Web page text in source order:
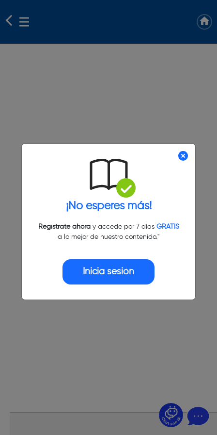
¡No esperes más!
Regístrate ahoray accede por 7 días GRATIS
a lo mejor de nuestro contenido."
Inicia sesión